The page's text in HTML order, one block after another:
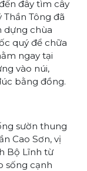
đây tìm cây
Tông đã
dựng chùa
quý để chữa
ngay tại
vào núi,
bằng đồng.
sườn thung
Cao Sơn, vị
Bộ Lĩnh từ
sống cạnh